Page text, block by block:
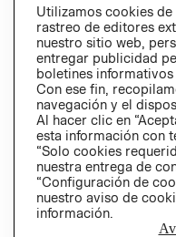
Perú (S/)
CAMBIAR REGIÓN
Utilizamos cookies
rastreo de editores
nuestro sitio web,
entregar publicidad
boletines
Con ese fin,
navegación y el
Al hacer clic en
esta información con
“Solo cookies
nuestra entrega de
“Configuración de
nuestro aviso de
información.